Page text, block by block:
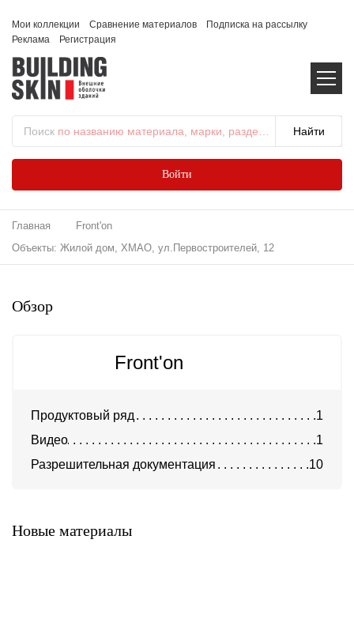
Мои коллекции Сравнение материалов
Подписка на рассылку
Реклама
Регистрация
Поиск по названию материала, марки, раздела...
Войти
Главная
Front'on
Объекты: Жилой дом, ХМАО, ул.Первостроителей, 12
Обзор
Front'on
Продуктовый ряд
1
Видео
1
Разрешительная документация
10
Новые материалы